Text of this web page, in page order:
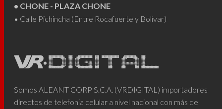
• CHONE - PLAZA CHONE
• Calle Pichincha (Entre Rocafuerte y Bolívar)
Somos ALEANT CORP S.C.A. (VRDIGITAL) importadores
directos de telefonía celular a nivel nacional con más de